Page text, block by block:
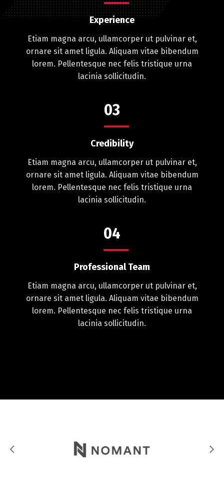
Experience
Etiam magna arcu, ullamcorper ut pulvinar et,
ornare sit amet ligula. Aliquam vitae bibendum
lorem. Pellentesque nec felis tristique urna
lacinia sollicitudin.
03
Credibility
Etiam magna arcu, ullamcorper ut pulvinar et,
ornare sit amet ligula. Aliquam vitae bibendum
lorem. Pellentesque nec felis tristique urna
lacinia sollicitudin.
04
Professional Team
Etiam magna arcu, ullamcorper ut pulvinar et,
ornare sit amet ligula. Aliquam vitae bibendum
lorem. Pellentesque nec felis tristique urna
lacinia sollicitudin.